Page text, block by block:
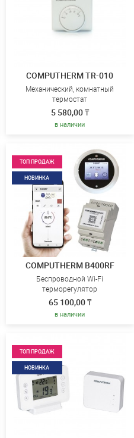
COMPUTHERM TR-010
Механический, комнатный
термостат
5 580,00 ₸
в наличии
ТОП ПРОДАЖ
НОВИНКА
COMPUTHERM B400RF
Беспроводной Wi-Fi
терморегулятор
65 100,00 ₸
в наличии
ТОП ПРОДАЖ
НОВИНКА